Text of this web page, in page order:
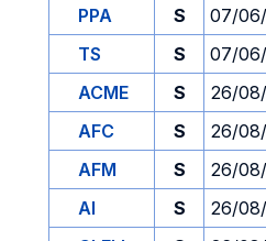
PPA S 07/
TS
S 07/
ACME
S 26/
AFC
S 26/
AFM
S 26/
AI
S 26/